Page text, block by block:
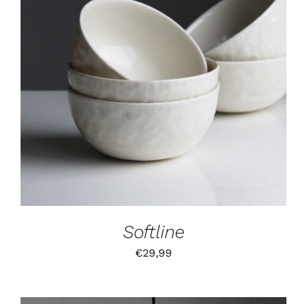
IN DEN WARENKORB
/
DETAILS
Softline
€29,99